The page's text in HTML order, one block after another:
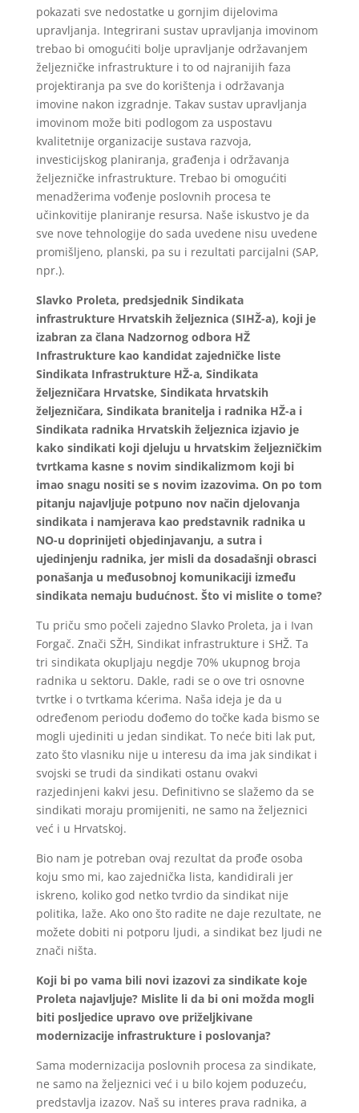
pokazati sve nedostatke u gornjim dijelovima
upravljanja. Integrirani sustav upravljanja imovinom
trebao bi omogućiti bolje upravljanje održavanjem
željezničke infrastrukture i to od najranijih faza
projektiranja pa sve do korištenja i održavanja
imovine nakon izgradnje. Takav sustav upravljanja
imovinom može biti podlogom za uspostavu
kvalitetnije organizacije sustava razvoja,
investicijskog planiranja, građenja i održavanja
željezničke infrastrukture. Trebao bi omogućiti
menadžerima vođenje poslovnih procesa te
učinkovitije planiranje resursa. Naše iskustvo je da
sve nove tehnologije do sada uvedene nisu uvedene
promišljeno, planski, pa su i rezultati parcijalni (SAP,
npr.).
Slavko Proleta, predsjednik Sindikata
infrastrukture Hrvatskih željeznica (SIHŽ-a), koji je
izabran za člana Nadzornog odbora HŽ
Infrastrukture kao kandidat zajedničke liste
Sindikata Infrastrukture HŽ-a, Sindikata
željezničara Hrvatske, Sindikata hrvatskih
željezničara, Sindikata branitelja i radnika HŽ-a i
Sindikata radnika Hrvatskih željeznica izjavio je
kako sindikati koji djeluju u hrvatskim željezničkim
tvrtkama kasne s novim sindikalizmom koji bi
imao snagu nositi se s novim izazovima. On po tom
pitanju najavljuje potpuno nov način djelovanja
sindikata i namjerava kao predstavnik radnika u
NO-u doprinijeti objedinjavanju, a sutra i
ujedinjenju radnika, jer misli da dosadašnji obrasci
ponašanja u međusobnoj komunikaciji između
sindikata nemaju budućnost. Što vi mislite o tome?
Tu priču smo počeli zajedno Slavko Proleta, ja i Ivan
Forgač. Znači SŽH, Sindikat infrastrukture i SHŽ. Ta
tri sindikata okupljaju negdje 70% ukupnog broja
radnika u sektoru. Dakle, radi se o ove tri osnovne
tvrtke i o tvrtkama kćerima. Naša ideja je da u
određenom periodu dođemo do točke kada bismo se
mogli ujediniti u jedan sindikat. To neće biti lak put,
zato što vlasniku nije u interesu da ima jak sindikat i
svojski se trudi da sindikati ostanu ovakvi
razjedinjeni kakvi jesu. Definitivno se slažemo da se
sindikati moraju promijeniti, ne samo na željeznici
već i u Hrvatskoj.
Bio nam je potreban ovaj rezultat da prođe osoba
koju smo mi, kao zajednička lista, kandidirali jer
iskreno, koliko god netko tvrdio da sindikat nije
politika, laže. Ako ono što radite ne daje rezultate, ne
možete dobiti ni potporu ljudi, a sindikat bez ljudi ne
znači ništa.
Koji bi po vama bili novi izazovi za sindikate koje
Proleta najavljuje? Mislite li da bi oni možda mogli
biti posljedice upravo ove priželjkivane
modernizacije infrastrukture i poslovanja?
Sama modernizacija poslovnih procesa za sindikate,
ne samo na željeznici već i u bilo kojem poduzeću,
predstavlja izazov. Naš su interes prava radnika, a